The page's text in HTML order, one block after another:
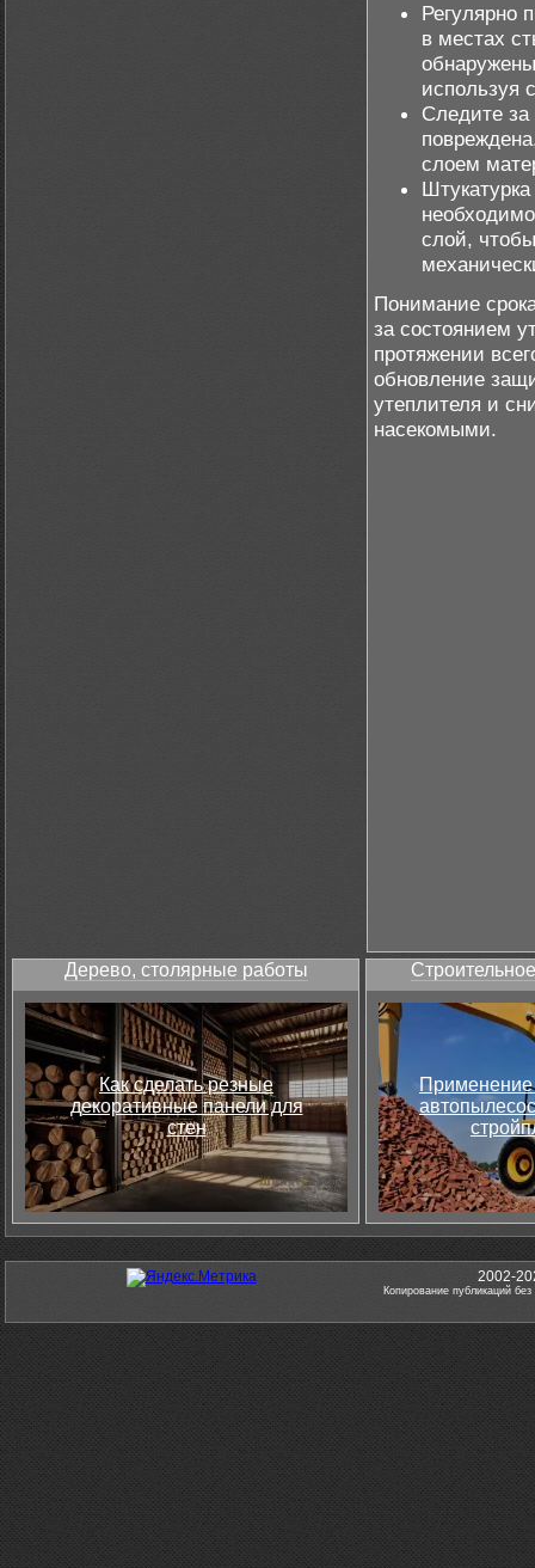
Регулярно
в местах
используя
Следите
слоем
слой,
Понимание
за состоянием
протяжении
обновление
утеплителя и
насекомыми.
Дерево, столярные работы
Как сделать резные
декоративные панели для
стен
Применение
2002-
Копирование публикаций